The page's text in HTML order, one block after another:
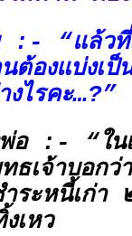
:- “แล้วที่เ
ต้องแบ่งเ
งไรคะ…?”
พ่อ :- “ใน
ธเจ้าบอกว่
ระหนี้เก่า
เหว